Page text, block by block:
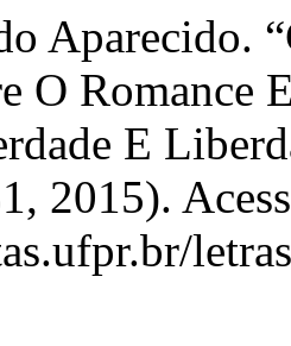
Aparecido.
O Romance
E
2015).